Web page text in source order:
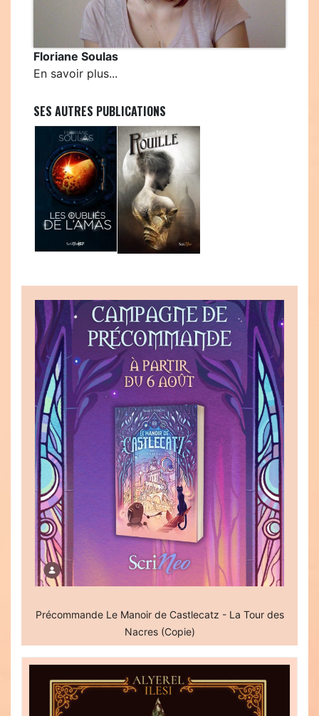
Floriane Soulas
En savoir plus...
SES AUTRES PUBLICATIONS
Précommande Le Manoir de Castlecatz - La Tour des
Nacres (Copie)